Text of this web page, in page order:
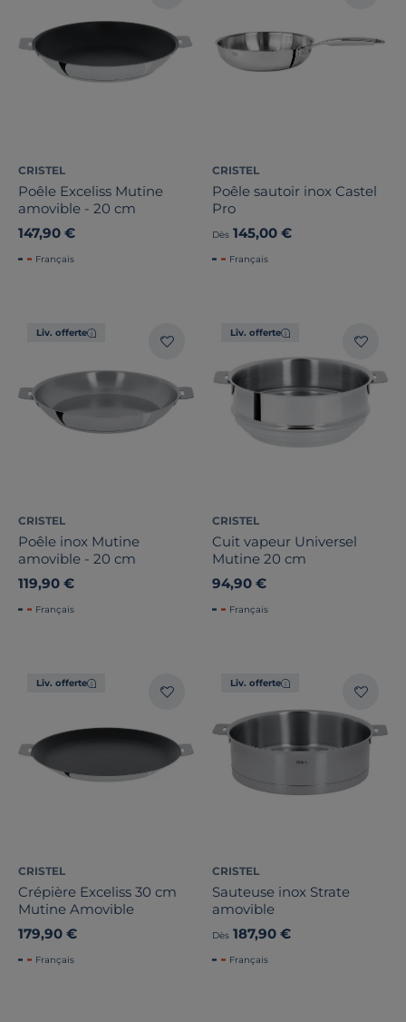
CRISTEL
Poêle Exceliss Mutine
amovible - 20 cm
147,90 €
Français
CRISTEL
Poêle sautoir inox Castel
Pro
Dès 145,00 €
Français
Liv. offerte
CRISTEL
Poêle inox Mutine
amovible - 20 cm
119,90 €
Français
Liv. offerte
CRISTEL
Cuit vapeur Universel
Mutine 20 cm
94,90 €
Français
Liv. offerte
CRISTEL
Crépière Exceliss 30 cm
Mutine Amovible
179,90 €
Français
Liv. offerte
CRISTEL
Sauteuse inox Strate
amovible
Dès 187,90 €
Français